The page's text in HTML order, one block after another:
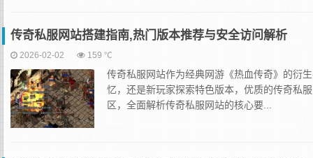
传奇私服网站搭建指南,热门版本推荐与安全访问解析
2026-02-02 159 ℃
传奇私服网站作为经典网游《热血传奇》的衍
忆，还是新玩家探索特色版本，优质的传奇私
区，全面解析传奇私服网站的核心要...